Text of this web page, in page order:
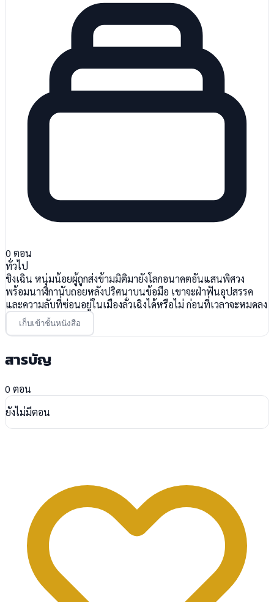
0 ตอน
ทั่วไป
ชิงเฉิน หนุ่มน้อยผู้ถูกส่งข้ามมิติมายังโลกอนาคตอันแสนพิศวง
พร้อมนาฬิกานับถอยหลังปริศนาบนข้อมือ เขาจะฝ่าฟันอุปสรรค
และความลับที่ซ่อนอยู่ในเมืองลั่วเฉิงได้หรือไม่ ก่อนที่เวลาจะหมดลง
เก็บเข้าชั้นหนังสือ
สารบัญ
0 ตอน
ยังไม่มีตอน